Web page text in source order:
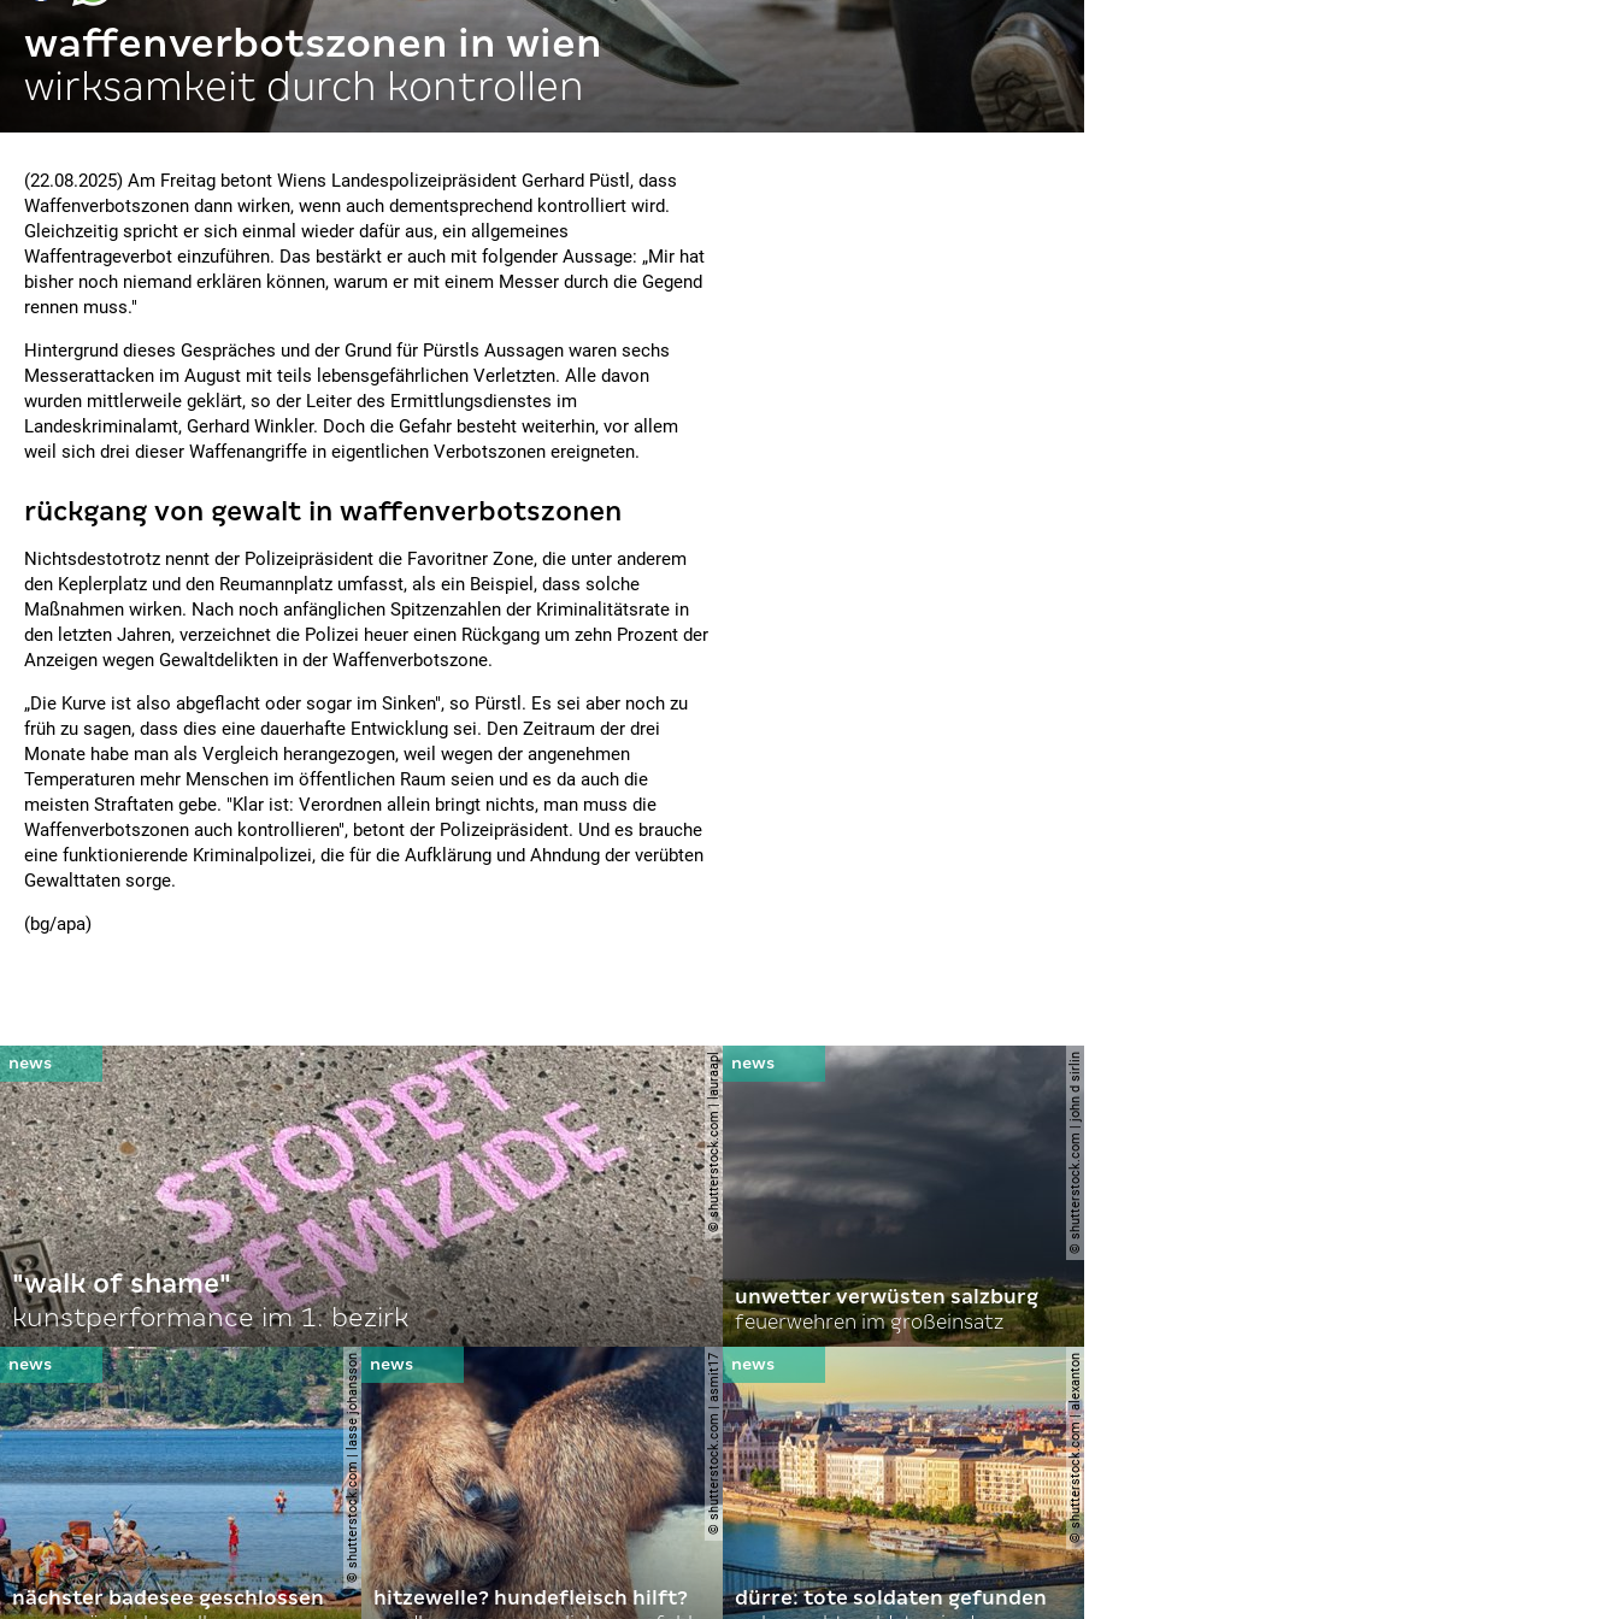
waffenverbotszonen in wien
wirksamkeit durch kontrollen
(22.08.2025) Am Freitag betont Wiens Landespolizeipräsident Gerhard Püstl, dass
Waffenverbotszonen dann wirken, wenn auch dementsprechend kontrolliert wird.
Gleichzeitig spricht er sich einmal wieder dafür aus, ein allgemeines
Waffentrageverbot einzuführen. Das bestärkt er auch mit folgender Aussage: „Mir hat
bisher noch niemand erklären können, warum er mit einem Messer durch die Gegend
rennen muss."
Hintergrund dieses Gespräches und der Grund für Pürstls Aussagen waren sechs
Messerattacken im August mit teils lebensgefährlichen Verletzten. Alle davon
wurden mittlerweile geklärt, so der Leiter des Ermittlungsdienstes im
Landeskriminalamt, Gerhard Winkler. Doch die Gefahr besteht weiterhin, vor allem
weil sich drei dieser Waffenangriffe in eigentlichen Verbotszonen ereigneten.
rückgang von gewalt in waffenverbotszonen
Nichtsdestotrotz nennt der Polizeipräsident die Favoritner Zone, die unter anderem
den Keplerplatz und den Reumannplatz umfasst, als ein Beispiel, dass solche
Maßnahmen wirken. Nach noch anfänglichen Spitzenzahlen der Kriminalitätsrate in
den letzten Jahren, verzeichnet die Polizei heuer einen Rückgang um zehn Prozent der
Anzeigen wegen Gewaltdelikten in der Waffenverbotszone.
„Die Kurve ist also abgeflacht oder sogar im Sinken", so Pürstl. Es sei aber noch zu
früh zu sagen, dass dies eine dauerhafte Entwicklung sei. Den Zeitraum der drei
Monate habe man als Vergleich herangezogen, weil wegen der angenehmen
Temperaturen mehr Menschen im öffentlichen Raum seien und es da auch die
meisten Straftaten gebe. "Klar ist: Verordnen allein bringt nichts, man muss die
Waffenverbotszonen auch kontrollieren", betont der Polizeipräsident. Und es brauche
eine funktionierende Kriminalpolizei, die für die Aufklärung und Ahndung der verübten
Gewalttaten sorge.
(bg/apa)
© shutterstock.com | lauraapl
"walk of shame"
kunstperformance im 1. bezirk
© shutterstock.com | john d sirlin
unwetter verwüsten salzburg
feuerwehren im großeinsatz
© shutterstock.com | lasse johansson
nächster badesee geschlossen
© shutterstock.com | asmit17
hitzewelle? hundefleisch hilft?
© shutterstock.com | alexanton
dürre: tote soldaten gefunden